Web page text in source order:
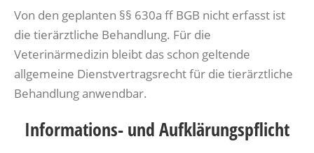
Von den geplanten §§ 630a ff BGB nicht erfasst ist
die tierärztliche Behandlung. Für die
Veterinärmedizin bleibt das schon geltende
allgemeine Dienstvertragsrecht für die tierärztliche
Behandlung anwendbar.
Informations- und Aufklärungspflicht